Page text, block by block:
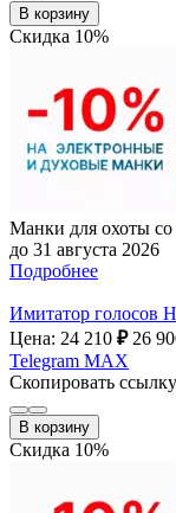
В корзину
Скидка 10%
Манки для охоты
до 31 августа 2026
Подробнее
Имитатор голосов
Цена: 24 210 ₽ 26
Telegram MAX
Скопировать ссылку
В корзину
Скидка 10%